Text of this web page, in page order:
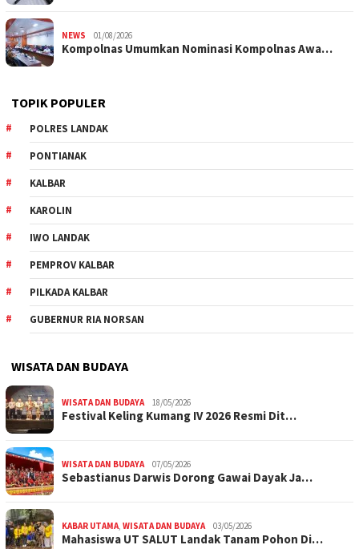
NEWS 01/08/2026
Kompolnas Umumkan Nominasi Kompolnas Awa…
TOPIK POPULER
POLRES LANDAK
PONTIANAK
KALBAR
KAROLIN
IWO LANDAK
PEMPROV KALBAR
PILKADA KALBAR
GUBERNUR RIA NORSAN
WISATA DAN BUDAYA
WISATA DAN BUDAYA 18/05/2026
Festival Keling Kumang IV 2026 Resmi Dit…
WISATA DAN BUDAYA 07/05/2026
Sebastianus Darwis Dorong Gawai Dayak Ja…
KABAR UTAMA, WISATA DAN BUDAYA 03/05/2026
Mahasiswa UT SALUT Landak Tanam Pohon Di…